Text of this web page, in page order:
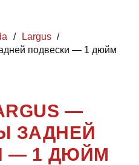
/ Largus /
подвески — 1 дюйм
—
ЗАДНЕЙ
— 1 ДЮЙМ